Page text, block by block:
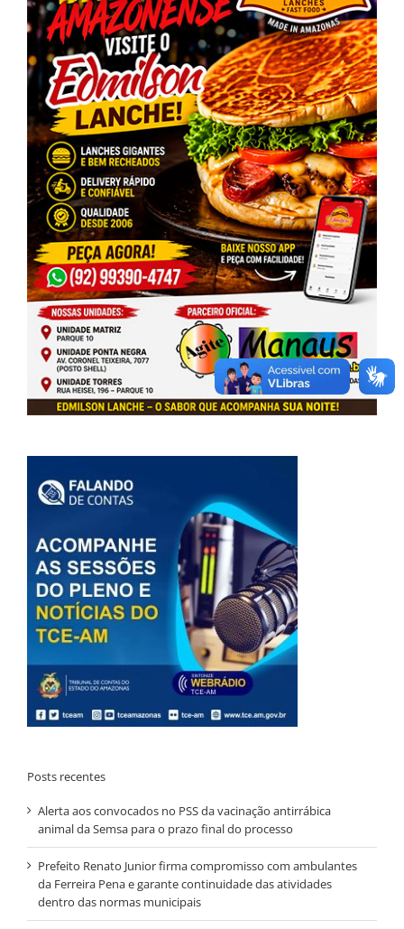
Posts recentes
Alerta aos convocados no PSS da vacinação antirrábica
animal da Semsa para o prazo final do processo
Prefeito Renato Junior firma compromisso com ambulantes
da Ferreira Pena e garante continuidade das atividades
dentro das normas municipais